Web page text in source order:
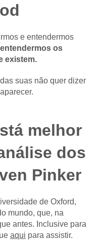
e entendermos
os
existem.
suas não quer dizer
melhor
dos
Pinker
de Oxford,
mundo, que, na
antes. Inclusive para
aqui para assistir.